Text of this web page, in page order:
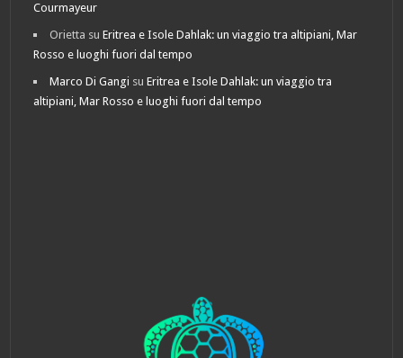
Courmayeur
Orietta suEritrea e Isole Dahlak: un viaggio tra altipiani, Mar
Rosso e luoghi fuori dal tempo
Marco Di Gangi suEritrea e Isole Dahlak: un viaggio tra
altipiani, Mar Rosso e luoghi fuori dal tempo